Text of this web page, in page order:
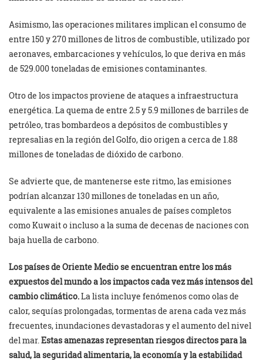
Asimismo, las operaciones militares implican el consumo de
entre 150 y 270 millones de litros de combustible, utilizado por
aeronaves, embarcaciones y vehículos, lo que deriva en más
de 529.000 toneladas de emisiones contaminantes.
Otro de los impactos proviene de ataques a infraestructura
energética. La quema de entre 2.5 y 5.9 millones de barriles de
petróleo, tras bombardeos a depósitos de combustibles y
represalias en la región del Golfo, dio origen a cerca de 1.88
millones de toneladas de dióxido de carbono.
Se advierte que, de mantenerse este ritmo, las emisiones
podrían alcanzar 130 millones de toneladas en un año,
equivalente a las emisiones anuales de países completos
como Kuwait o incluso a la suma de decenas de naciones con
baja huella de carbono.
Los países de Oriente Medio se encuentran entre los más
expuestos del mundo a los impactos cada vez más intensos del
cambio climático.La lista incluye fenómenos como olas de
calor, sequías prolongadas, tormentas de arena cada vez más
frecuentes, inundaciones devastadoras y el aumento del nivel
del mar.Estas amenazas representan riesgos directos para la
salud, la seguridad alimentaria, la economía y la estabilidad